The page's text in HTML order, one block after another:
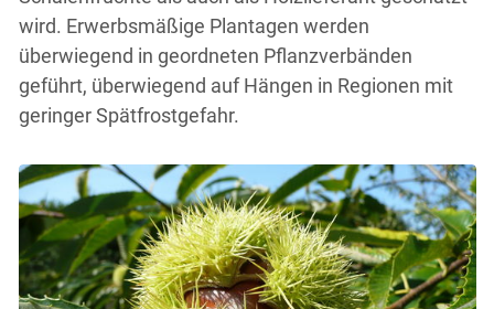
wird. Erwerbsmäßige Plantagen werden
überwiegend in geordneten Pflanzverbänden
geführt, überwiegend auf Hängen in Regionen mit
geringer Spätfrostgefahr.